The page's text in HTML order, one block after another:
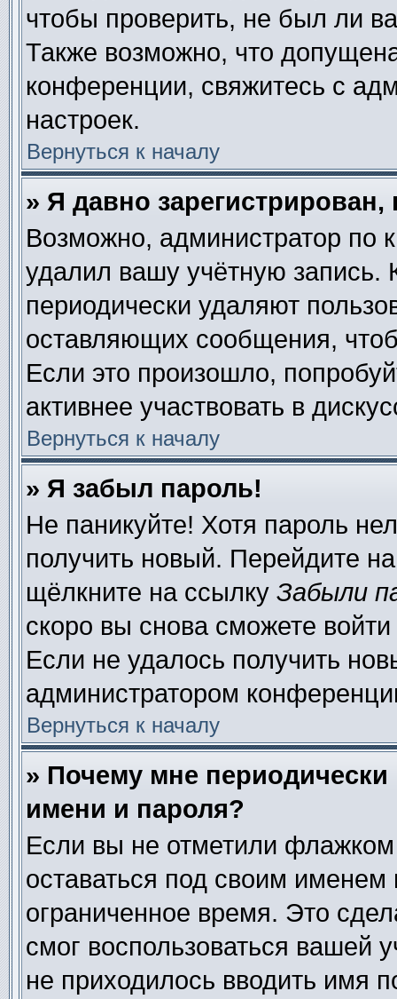
чтобы проверить, не был ли
Также возможно, что
конференции, свяжитесь с
настроек.
Вернуться к началу
» Я давно
Возможно, администратор по
удалил вашу учётную запись.
периодически удаляют
оставляющих сообщения,
Если это произошло,
активнее участвовать в
Вернуться к началу
» Я забыл пароль!
Не паникуйте! Хотя пароль
получить новый. Перейдите
щёлкните на ссылку Забыли
скоро вы снова сможете
Если не удалось получить
администратором
Вернуться к началу
» Почему мне
имени и пароля?
Если вы не отметили
оставаться под своим
ограниченное время. Это
смог воспользоваться вашей
не приходилось вводить имя